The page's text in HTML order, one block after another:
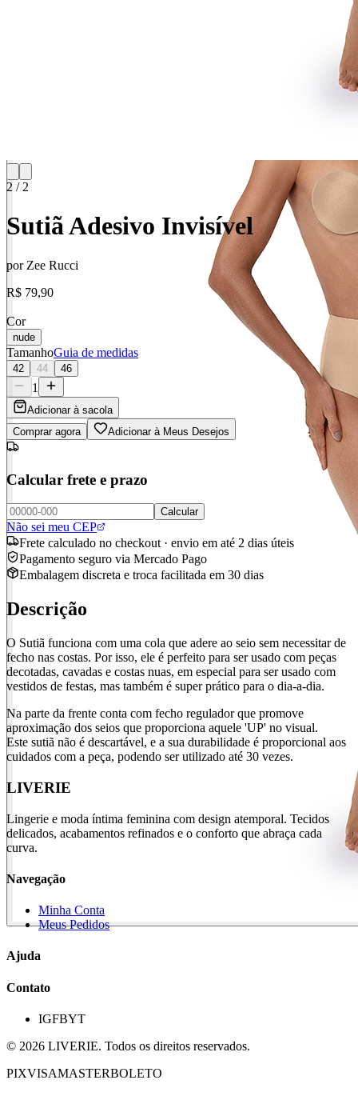
2 / 2
Sutiã Adesivo Invisível
por Zee Rucci
R$ 79,90
Cor
nude
TamanhoGuia de medidas
42 44 46
1
Adicionar à sacola
Comprar agora
Adicionar à Meus Desejos
Calcular frete e prazo
Calcular
Não sei meu CEP
Frete calculado no checkout · envio em até 2 dias úteis
Pagamento seguro via Mercado Pago
Embalagem discreta e troca facilitada em 30 dias
Descrição
O Sutiã funciona com uma cola que adere ao seio sem necessitar de
fecho nas costas. Por isso, ele é perfeito para ser usado com peças
decotadas, cavadas e costas nuas, em especial para ser usado com
vestidos de festas, mas também é super prático para o dia-a-dia.
Na parte da frente conta com fecho regulador que promove
aproximação dos seios que proporciona aquele 'UP' no visual.
Este sutiã não é descartável, e a sua durabilidade é proporcional aos
cuidados com a peça, podendo ser utilizado até 30 vezes.
LIVERIE
Lingerie e moda íntima feminina com design atemporal. Tecidos
delicados, acabamentos refinados e o conforto que abraça cada
curva.
Navegação
Minha Conta
Meus Pedidos
Ajuda
Contato
IGFBYT
© 2026 LIVERIE. Todos os direitos reservados.
PIXVISAMASTERBOLETO